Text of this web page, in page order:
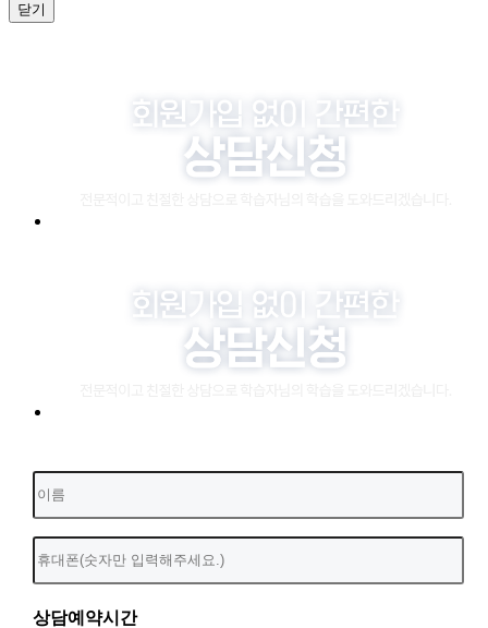
닫기
상담예약시간